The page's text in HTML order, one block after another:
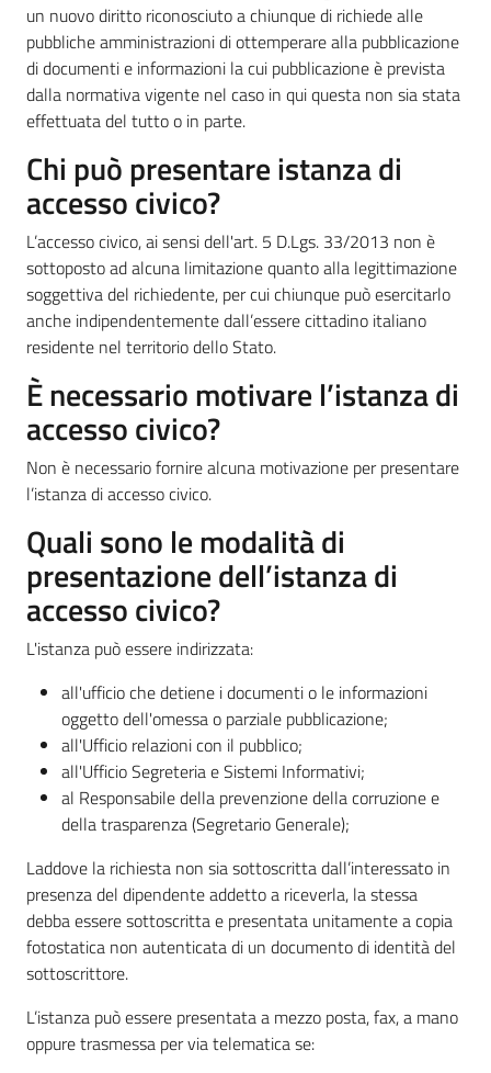
Orari
uffici
Tutti
gli
argomenti
Seguici
su
un nuovo diritto riconosciuto a chiunque di richiede alle
pubbliche amministrazioni di ottemperare alla pubblicazione
di documenti e informazioni la cui pubblicazione è prevista
dalla normativa vigente nel caso in qui questa non sia stata
effettuata del tutto o in parte.
Chi può presentare istanza di
accesso civico?
L’accesso civico, ai sensi dell'art. 5 D.Lgs. 33/2013 non è
sottoposto ad alcuna limitazione quanto alla legittimazione
soggettiva del richiedente, per cui chiunque può esercitarlo
anche indipendentemente dall’essere cittadino italiano
residente nel territorio dello Stato.
È necessario motivare l’istanza di
accesso civico?
Non è necessario fornire alcuna motivazione per presentare
l’istanza di accesso civico.
Quali sono le modalità di
presentazione dell’istanza di
accesso civico?
L'istanza può essere indirizzata:
all'ufficio che detiene i documenti o le informazioni
oggetto dell'omessa o parziale pubblicazione;
all'Ufficio relazioni con il pubblico;
all'Ufficio Segreteria e Sistemi Informativi;
al Responsabile della prevenzione della corruzione e
della trasparenza (Segretario Generale);
Laddove la richiesta non sia sottoscritta dall’interessato in
presenza del dipendente addetto a riceverla, la stessa
debba essere sottoscritta e presentata unitamente a copia
fotostatica non autenticata di un documento di identità del
sottoscrittore.
L’istanza può essere presentata a mezzo posta, fax, a mano
oppure trasmessa per via telematica se: